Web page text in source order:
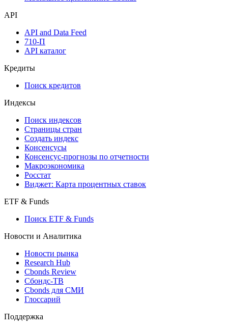
Надстройка Excel
Мобильное приложение Cbonds
API
API and Data Feed
API каталог
Кредиты
Поиск кредитов
Индексы
Поиск индексов
Страницы стран
Создать индекс
Консенсусы
Консенсус-прогнозы по отчетности
Макроэкономика
Виджет: Карта процентных ставок
ETF & Funds
Поиск ETF & Funds
Новости и Аналитика
Новости рынка
Research Hub
Cbonds Review
Сбондс-ТВ